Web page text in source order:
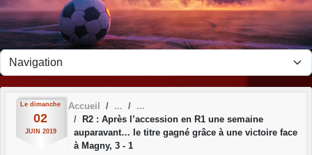
Le dimanche
02
JUIN 2019
Accueil
R2 : Après l’accession en R1 une semaine
auparavant… le titre gagné grâce à une victoire face
à Magny, 3 - 1